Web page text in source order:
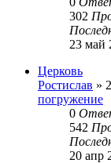
302
23 май
Церковь
Ростислав »
погружение
0
542
20 апр